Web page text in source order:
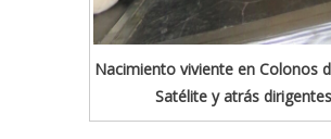
Nacimiento viviente en Colonos
Satélite y atrás dirigentes